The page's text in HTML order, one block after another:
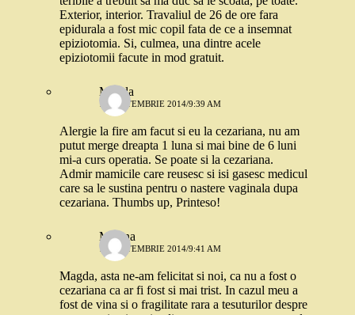
Exterior, interior. Travaliul de 26 de ore fara
epidurala a fost mic copil fata de ce a insemnat
epiziotomia. Si, culmea, una dintre acele
epiziotomii facute in mod gratuit.
Magda
11 SEPTEMBRIE 2014/9:39 AM
Alergie la fire am facut si eu la cezariana, nu am
putut merge dreapta 1 luna si mai bine de 6 luni
mi-a curs operatia. Se poate si la cezariana.
Admir mamicile care reusesc si isi gasesc medicul
care sa le sustina pentru o nastere vaginala dupa
cezariana. Thumbs up, Printeso!
Miruna
12 SEPTEMBRIE 2014/9:41 AM
Magda, asta ne-am felicitat si noi, ca nu a fost o
cezariana ca ar fi fost si mai trist. In cazul meu a
fost de vina si o fragilitate rara a tesuturilor despre